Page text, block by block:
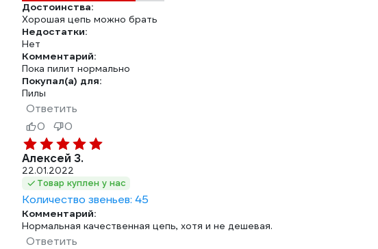
Достоинства:
Хорошая цепь можно брать
Недостатки:
Нет
Комментарий:
Пока пилит нормально
Покупал(а) для:
Пилы
Ответить
0
0
Алексей З.
22.01.2022
Товар куплен у нас
Количество звеньев: 45
Комментарий:
Нормальная качественная цепь, хотя и не дешевая.
Ответить